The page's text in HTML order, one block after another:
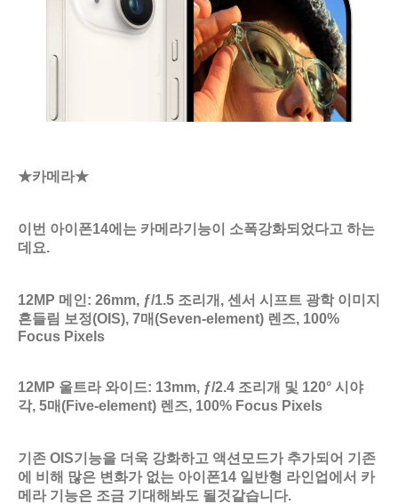
★카메라★
이번 아이폰14에는 카메라기능이 소폭강화되었다고 하는
데요.
12MP 메인: 26mm, ƒ/1.5 조리개, 센서 시프트 광학 이미지
흔들림 보정(OIS), 7매(Seven‑element) 렌즈, 100%
Focus Pixels
12MP 울트라 와이드: 13mm, ƒ/2.4 조리개 및 120° 시야
각, 5매(Five‑element) 렌즈, 100% Focus Pixels
기존 OIS기능을 더욱 강화하고 액션모드가 추가되어 기존
에 비해 많은 변화가 없는 아이폰14 일반형 라인업에서 카
메라 기능은 조금 기대해봐도 될것같습니다.